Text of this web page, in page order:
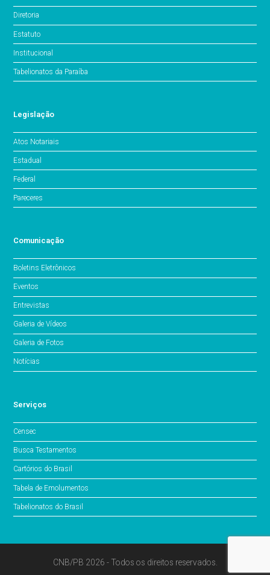
Diretoria
Estatuto
Institucional
Tabelionatos da Paraíba
Legislação
Atos Notariais
Estadual
Federal
Pareceres
Comunicação
Boletins Eletrônicos
Eventos
Entrevistas
Galeria de Vídeos
Galeria de Fotos
Notícias
Serviços
Censec
Busca Testamentos
Cartórios do Brasil
Tabela de Emolumentos
Tabelionatos do Brasil
CNB/PB 2026 - Todos os direitos reservados.